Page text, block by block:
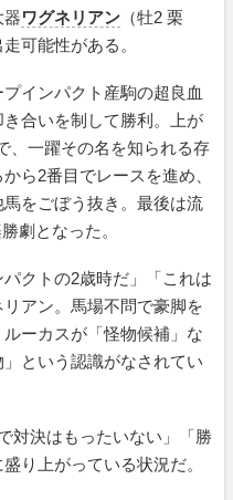
器ワグネリアン （牡2 栗
可能性がある。
インパクト産駒の超良血
合いを制して勝利。上が
、一躍その名を知られる存
ら2番目でレースを進め、
をごぼう抜き。最後は流
劇となった。
クトの2歳時だ」「これは
アン。馬場不問で豪脚を
ーカスが「怪物候補」な
という認識がなされてい
対決はもったいない」「勝
り上がっている状況だ。